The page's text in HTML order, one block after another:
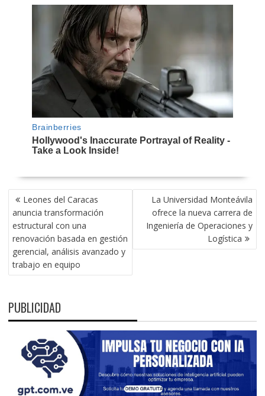
NAVEGACIÓN
DE
ENTRADAS
Leones del Caracas
anuncia transformación
estructural con una
renovación basada en gestión
gerencial, análisis avanzado y
trabajo en equipo
La Universidad Monteávila
ofrece la nueva carrera de
Ingeniería de Operaciones y
Logística
PUBLICIDAD